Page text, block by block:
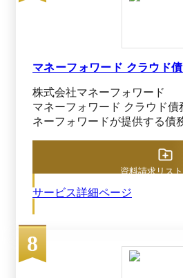
依頼も個別相談が可能です。 バックオフィス業務の
理から解放され、本来注力す
つながります。
マネーフォワード クラウド
株式会社マネーフォワード
マネーフォワード クラウド
ネーフォワードが提供する債
で、一連のプロセスをクラウ
の稟議書や請求書の回覧、押
認を実現します。 事前申請と請求書を紐付けた柔軟
うな条件付き電子承認を自動
の承認フローに対応できるこ
ール添付、Webアップロード
方法に対応し、AI-OCRで支
サービス詳細ページ
資料請求リス
8